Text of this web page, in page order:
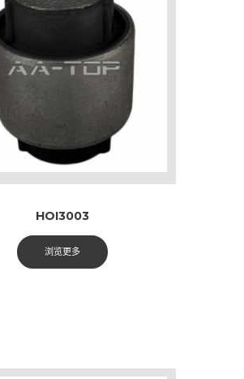
HOI3003
浏览更多